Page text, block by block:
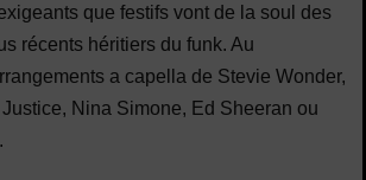
que festifs vont de la soul des
récents héritiers du funk. Au
a capella de Stevie Wonder,
Nina Simone, Ed Sheeran ou